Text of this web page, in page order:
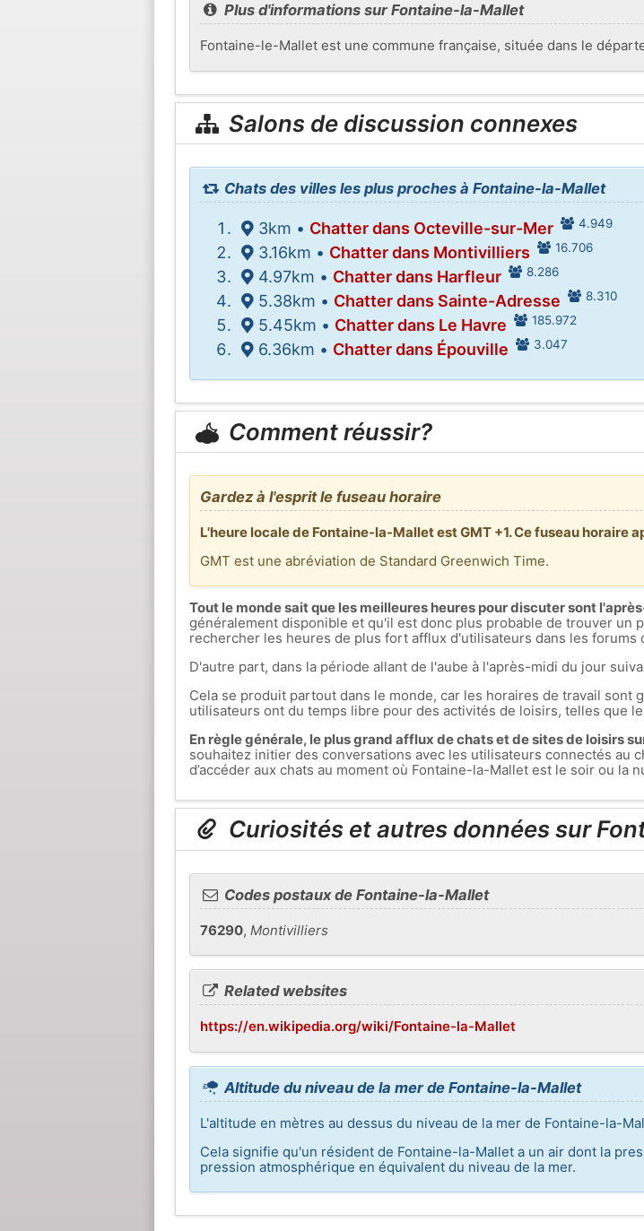
Plus d'informations sur Fontaine-la-Mallet
Fontaine-le-Mallet est une commune française, située dans le
Salons de discussion connexes
Chats des villes les plus proches à Fontaine-la-Mallet
3km • Chatter dans Octeville-sur-Mer 4.949
3.16km • Chatter dans Montivilliers 16.706
4.97km • Chatter dans Harfleur 8.286
5.38km • Chatter dans Sainte-Adresse 8.310
5.45km • Chatter dans Le Havre 185.972
6.36km • Chatter dans Épouville 3.047
Comment réussir?
Gardez à l'esprit le fuseau horaire
L'heure locale de Fontaine-la-Mallet est GMT +1. Ce fuseau horaire
GMT est une abréviation de Standard Greenwich Time.
Tout le monde sait que les meilleures heures pour discuter sont
généralement disponible et qu'il est donc plus probable de trouver un
rechercher les heures de plus fort afflux d'utilisateurs dans les forums
D'autre part, dans la période allant de l'aube à l'après-midi du jour
Cela se produit partout dans le monde, car les horaires de travail sont
utilisateurs ont du temps libre pour des activités de loisirs, telles que
En règle générale, le plus grand afflux de chats et de sites de loisirs
souhaitez initier des conversations avec les utilisateurs connectés au
d’accéder aux chats au moment où Fontaine-la-Mallet est le soir ou la
Curiosités et autres données sur
Codes postaux de Fontaine-la-Mallet
76290, Montivilliers
Related websites
https://en.wikipedia.org/wiki/Fontaine-la-Mallet
Altitude du niveau de la mer de Fontaine-la-Mallet
L'altitude en mètres au dessus du niveau de la mer de Fontaine-la-
Cela signifie qu'un résident de Fontaine-la-Mallet a un air dont la
pression atmosphérique en équivalent du niveau de la mer.